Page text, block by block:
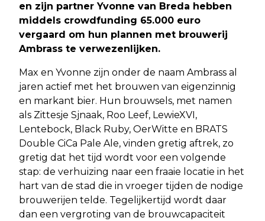
en zijn partner Yvonne van Breda hebben
middels crowdfunding 65.000 euro
vergaard om hun plannen met brouwerij
Ambrass te verwezenlijken.
Max en Yvonne zijn onder de naam Ambrass al
jaren actief met het brouwen van eigenzinnig
en markant bier. Hun brouwsels, met namen
als Zittesje Sjnaak, Roo Leef, LewieXVI,
Lentebock, Black Ruby, OerWitte en BRATS
Double CiCa Pale Ale, vinden gretig aftrek, zo
gretig dat het tijd wordt voor een volgende
stap: de verhuizing naar een fraaie locatie in het
hart van de stad die in vroeger tijden de nodige
brouwerijen telde. Tegelijkertijd wordt daar
dan een vergroting van de brouwcapaciteit